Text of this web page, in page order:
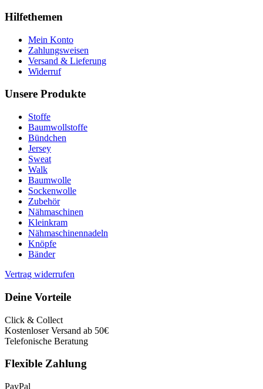
Hilfethemen
Mein Konto
Zahlungsweisen
Versand & Lieferung
Widerruf
Unsere Produkte
Stoffe
Baumwollstoffe
Bündchen
Jersey
Sweat
Walk
Baumwolle
Sockenwolle
Zubehör
Nähmaschinen
Kleinkram
Nähmaschinennadeln
Knöpfe
Bänder
Vertrag widerrufen
Deine Vorteile
Click & Collect
Kostenloser Versand ab 50€
Telefonische Beratung
Flexible Zahlung
PayPal